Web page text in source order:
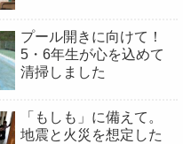
プール開きに向けて！
5・6年生が心を込めて
清掃しました
「もしも」に備えて。
地震と火災を想定した